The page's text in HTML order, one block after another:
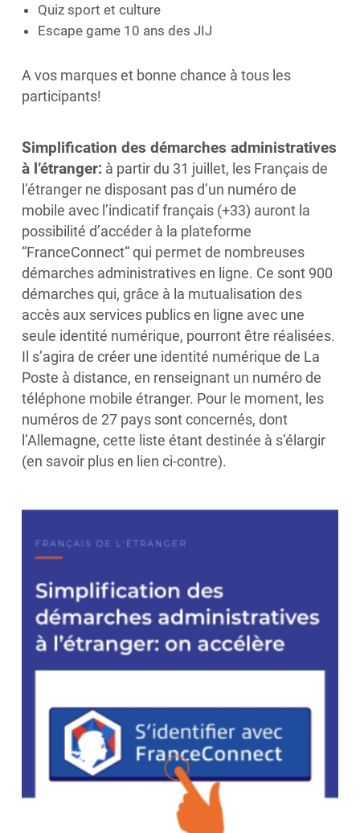
Quiz sport et culture
Escape game 10 ans des JIJ
A vos marques et bonne chance à tous les
participants!
Simplification des démarches administratives
à l’étranger:à partir du 31 juillet, les Français de
l’étranger ne disposant pas d’un numéro de
mobile avec l’indicatif français (+33) auront la
possibilité d’accéder à la plateforme
“FranceConnect“ qui permet de nombreuses
démarches administratives en ligne. Ce sont 900
démarches qui, grâce à la mutualisation des
accès aux services publics en ligne avec une
seule identité numérique, pourront être réalisées.
Il s’agira de créer une identité numérique de La
Poste à distance, en renseignant un numéro de
téléphone mobile étranger. Pour le moment, les
numéros de 27 pays sont concernés, dont
l’Allemagne, cette liste étant destinée à s’élargir
(en savoir plus en lien ci-contre).